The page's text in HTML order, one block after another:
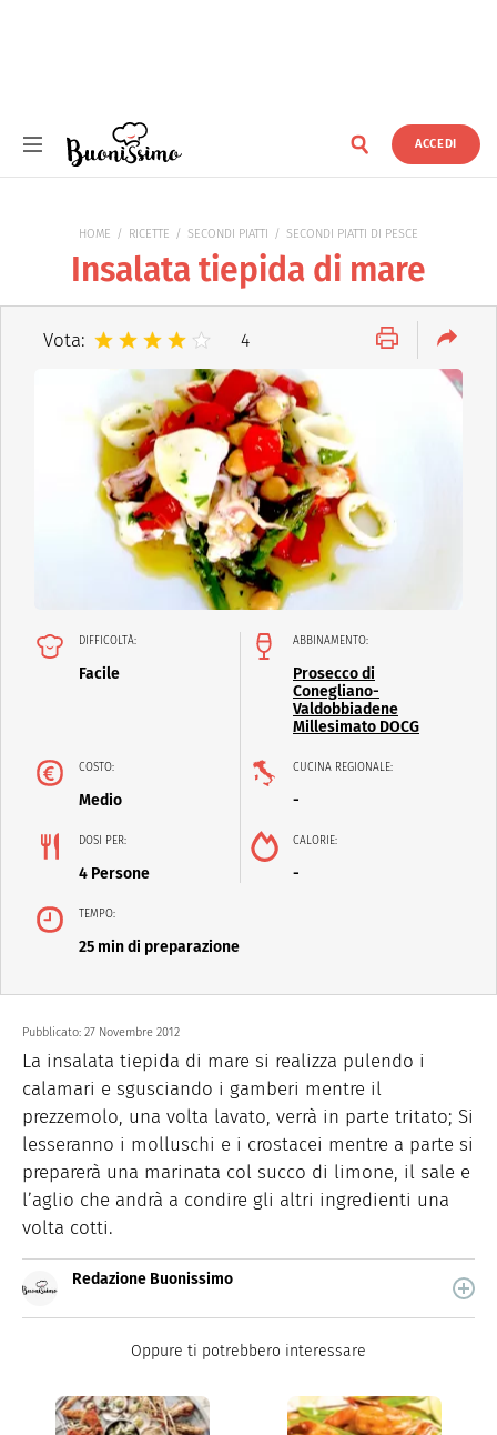
ACCEDI
HOME RICETTE SECONDI PIATTI SECONDI PIATTI DI PESCE
Insalata tiepida di mare
Vota: 4
DIFFICOLTÀ:
Facile
ABBINAMENTO:
Prosecco di
Conegliano-
Valdobbiadene
Millesimato DOCG
COSTO:
Medio
CUCINA REGIONALE:
-
DOSI PER:
4 Persone
CALORIE:
-
TEMPO:
25 min di preparazione
Pubblicato: 27 Novembre 2012
La insalata tiepida di mare si realizza pulendo i
calamari e sgusciando i gamberi mentre il
prezzemolo, una volta lavato, verrà in parte tritato; Si
lesseranno i molluschi e i crostacei mentre a parte si
preparerà una marinata col succo di limone, il sale e
l’aglio che andrà a condire gli altri ingredienti una
volta cotti.
Redazione Buonissimo
quale trovi idee veloci, facili e spiegate passo passo.
Oppure ti potrebbero interessare